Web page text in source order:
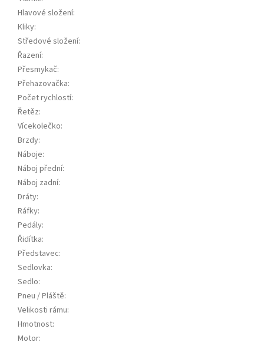
Hlavové složení:
Kliky:
Středové složení:
Řazení:
Přesmykač:
Přehazovačka:
Počet rychlostí:
Řetěz:
Vícekolečko:
Brzdy:
Náboje:
Náboj přední:
Náboj zadní:
Dráty:
Ráfky:
Pedály:
Řidítka:
Představec:
Sedlovka:
Sedlo:
Pneu / Pláště:
Velikosti rámu:
Hmotnost:
Motor: